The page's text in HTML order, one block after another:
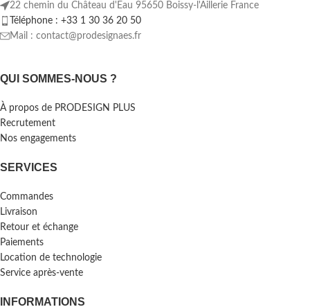
22 chemin du Château d'Eau 95650 Boissy-l'Aillerie France
Téléphone : +33 1 30 36 20 50
Mail : contact@prodesignaes.fr
QUI SOMMES-NOUS ?
À propos de PRODESIGN PLUS
Recrutement
Nos engagements
SERVICES
Commandes
Livraison
Retour et échange
Paiements
Location de technologie
Service après-vente
INFORMATIONS